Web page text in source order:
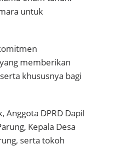
untuk
memberikan
khususnya bagi
Anggota DPRD Dapil
Kepala Desa
serta tokoh